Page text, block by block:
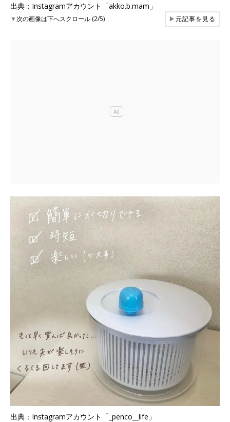
出典：Instagramアカウント「akko.b.mam」
▼次の画像は下へスクロール (2/5) ▶元記事を見る
出典：Instagramアカウント「_penco__life」